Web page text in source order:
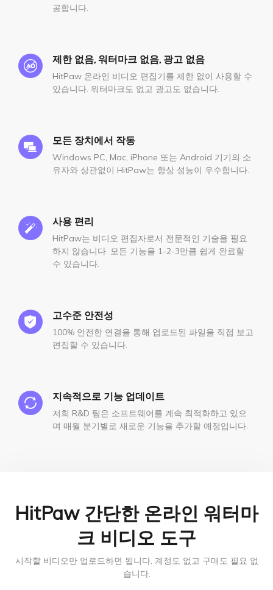
공합니다.
제한 없음, 워터마크 없음, 광고 없음
HitPaw 온라인 비디오 편집기를 제한 없이 사용할 수
있습니다. 워터마크도 없고 광고도 없습니다.
모든 장치에서 작동
Windows PC, Mac, iPhone 또는 Android 기기의 소
유자와 상관없이 HitPaw는 항상 성능이 우수합니다.
사용 편리
HitPaw는 비디오 편집자로서 전문적인 기술을 필요
하지 않습니다. 모든 기능을 1-2-3만큼 쉽게 완료할
수 있습니다.
고수준 안전성
100% 안전한 연결을 통해 업로드된 파일을 직접 보고
편집할 수 있습니다.
지속적으로 기능 업데이트
저희 R&D 팀은 소프트웨어를 계속 최적화하고 있으
며 매월 분기별로 새로운 기능을 추가할 예정입니다.
HitPaw 간단한 온라인 워터마
크 비디오 도구
시작할 비디오만 업로드하면 됩니다. 계정도 없고 구매도 필요 없
습니다.